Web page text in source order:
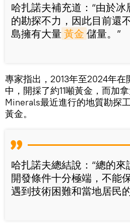
哈扎諾夫補充道：“由於
的勘探不力，因此目前還
島擁有大量 黃金 儲量。”
專家指出，2013年至2024年
中，開採了約11噸黃金，而加
Minerals最近進行的地質勘探
黃金。
哈扎諾夫總結說：“總的
開發條件十分極端，不能
遇到技術困難和當地居民